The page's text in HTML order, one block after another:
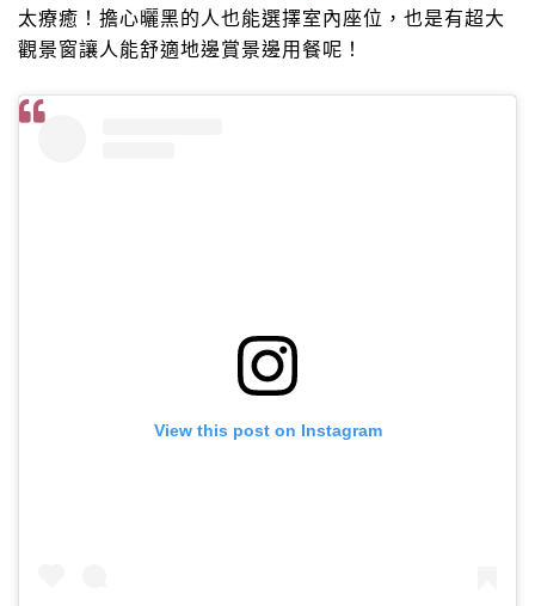
太療癒！擔心曬黑的人也能選擇室內座位，也是有超大
觀景窗讓人能舒適地邊賞景邊用餐呢！
View this post on Instagram